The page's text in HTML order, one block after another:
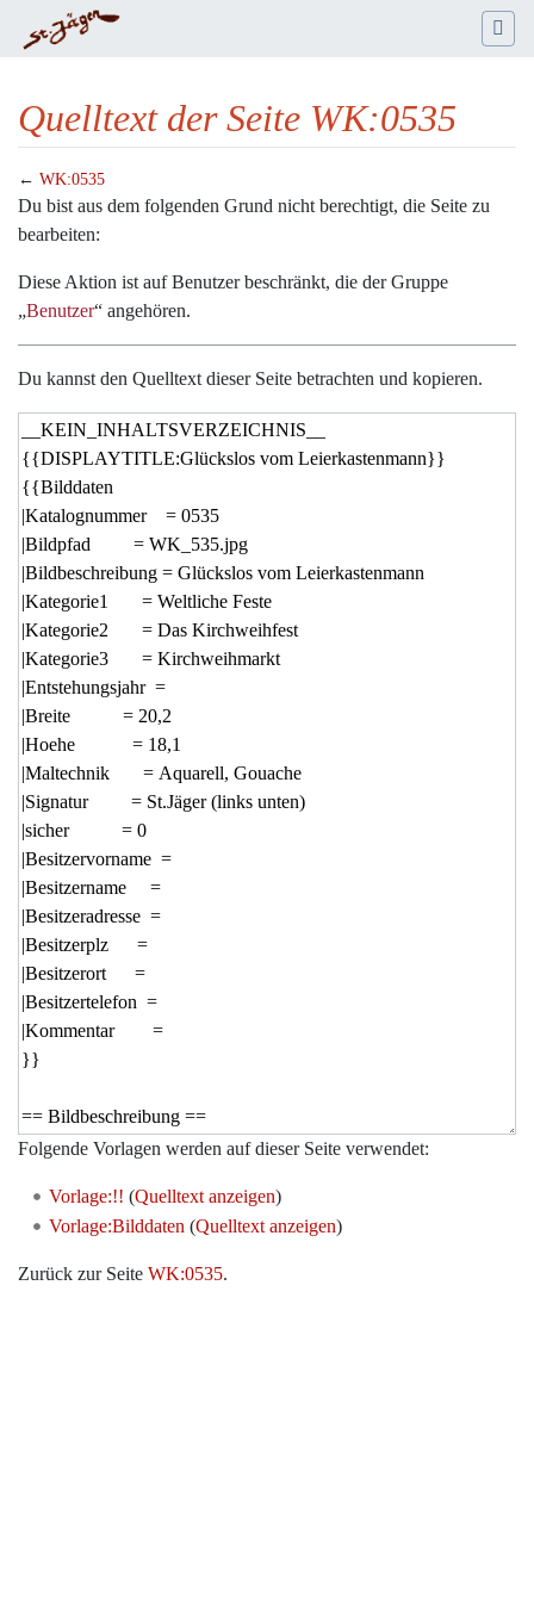
Quelltext der Seite WK:0535
← WK:0535
Wechseln zu:Navigation,Suche
Du bist aus dem folgenden Grund nicht berechtigt, die Seite zu
bearbeiten:
Diese Aktion ist auf Benutzer beschränkt, die der Gruppe
„Benutzer“ angehören.
Du kannst den Quelltext dieser Seite betrachten und kopieren.
Folgende Vorlagen werden auf dieser Seite verwendet:
Vorlage:!! (Quelltext anzeigen)
Vorlage:Bilddaten (Quelltext anzeigen)
Zurück zur Seite WK:0535.